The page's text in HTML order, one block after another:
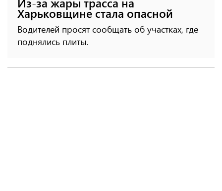
Харьковщине стала опасной
Водителей просят сообщать об участках, где
поднялись плиты.